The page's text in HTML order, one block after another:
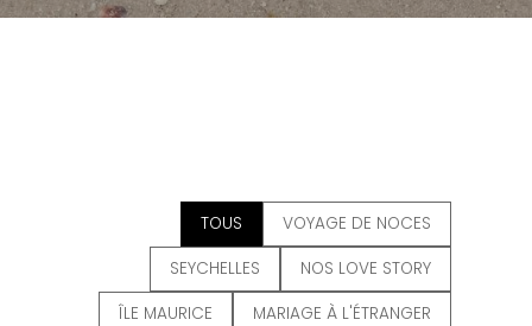
TOUS
VOYAGE DE NOCES
SEYCHELLES
NOS LOVE STORY
ÎLE MAURICE
MARIAGE À L'ÉTRANGER